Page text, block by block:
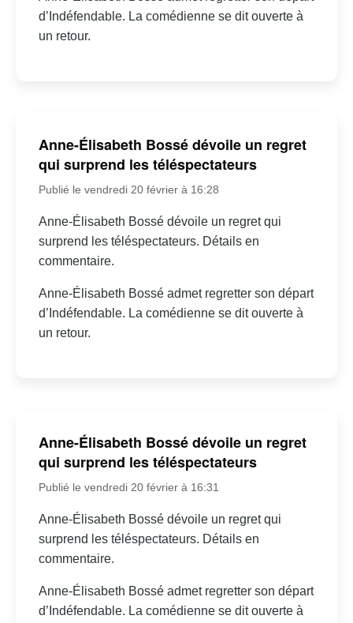
d’Indéfendable. La comédienne se dit ouverte à
un retour.
Anne-Élisabeth Bossé dévoile un regret
qui surprend les téléspectateurs
Publié le vendredi 20 février à 16:28
Anne-Élisabeth Bossé dévoile un regret qui
surprend les téléspectateurs. Détails en
commentaire.
Anne-Élisabeth Bossé admet regretter son départ
d’Indéfendable. La comédienne se dit ouverte à
un retour.
Anne-Élisabeth Bossé dévoile un regret
qui surprend les téléspectateurs
Publié le vendredi 20 février à 16:31
Anne-Élisabeth Bossé dévoile un regret qui
surprend les téléspectateurs. Détails en
commentaire.
Anne-Élisabeth Bossé admet regretter son départ
d’Indéfendable. La comédienne se dit ouverte à